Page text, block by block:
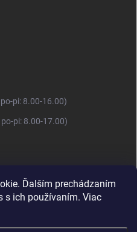
Ďalším prechádzaním
s ich používaním. Viac
pi: 8.00-16.00)
pi: 8.00-17.00)